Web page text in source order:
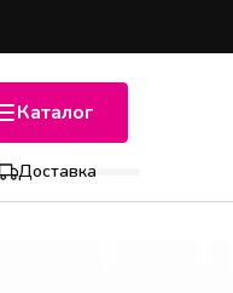
Каталог
Доставка